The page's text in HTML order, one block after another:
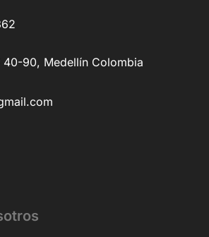
40-90, Medellín Colombia